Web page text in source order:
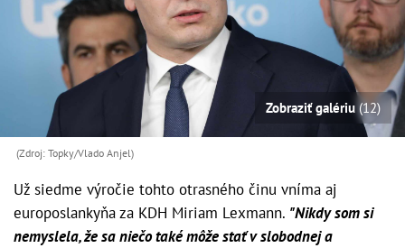
Zobraziť galériu (12)
(Zdroj: Topky/Vlado Anjel)
Už siedme výročie tohto otrasného činu vníma aj
europoslankyňa za KDH Miriam Lexmann. "Nikdy som si
nemyslela, že sa niečo také môže stať v slobodnej a